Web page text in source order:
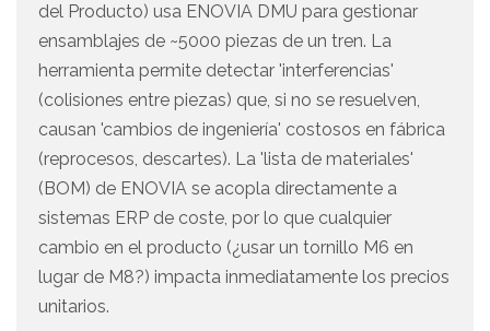
del Producto) usa ENOVIA DMU para gestionar
ensamblajes de ~5000 piezas de un tren. La
herramienta permite detectar 'interferencias'
(colisiones entre piezas) que, si no se resuelven,
causan 'cambios de ingeniería' costosos en fábrica
(reprocesos, descartes). La 'lista de materiales'
(BOM) de ENOVIA se acopla directamente a
sistemas ERP de coste, por lo que cualquier
cambio en el producto (¿usar un tornillo M6 en
lugar de M8?) impacta inmediatamente los precios
unitarios.